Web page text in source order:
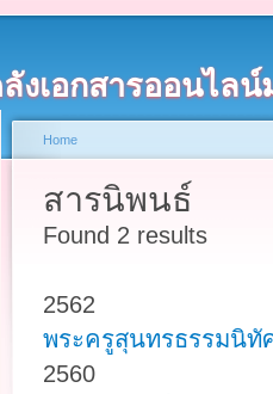
งเอกสารออนไล
Home
สารนิพนธ์
Found 2 results
2562
พระครูสุนทรธรรมนิทั
2560